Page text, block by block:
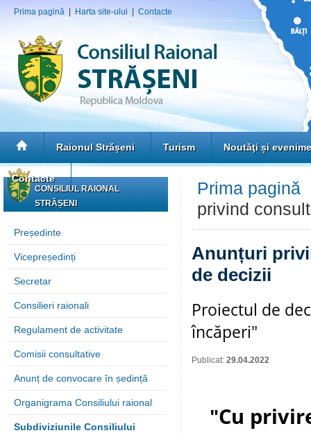
Prima pagină Harta site-ului Contacte
Raionul Strășeni Turism Noutăţi și
Contacte
CONSILIUL RAIONAL
STRĂȘENI
Președinte
Vicepreședinți
Secretar
Consilieri raionali
Regulament de activitate
Comisii consultative
Anunț de convocare în ședință
Organigrama Consiliului raional
Subdiviziunile Consiliului
Prima pagină
privind
Anunțuri
de decizii
Proiectul de
încăperi"
Publicat: 29.04.2022
"Cu